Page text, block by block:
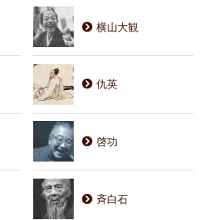
横山大観
仇英
啓功
斉白石